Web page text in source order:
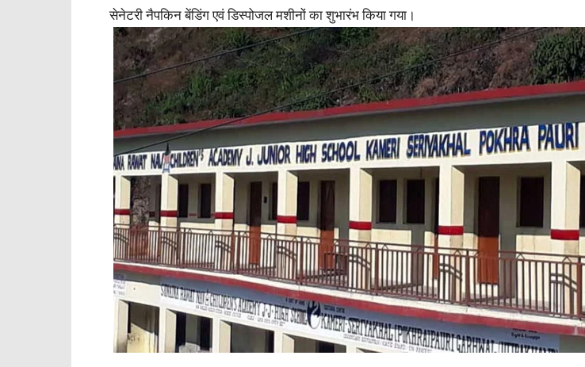
सेनेटरी नैपकिन बेंडिंग एवं डिस्पोजल मशीनों का शुभारंभ किया गया।